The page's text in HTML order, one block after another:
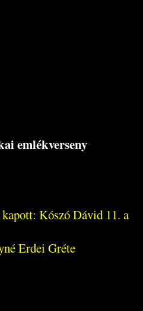
emlékverseny
Kószó Dávid 11. a
Erdei Gréte